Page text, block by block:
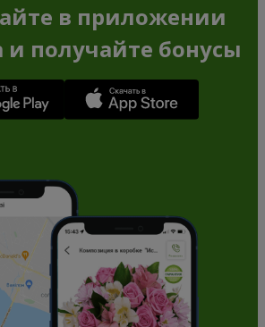
в приложении
и получайте бонусы